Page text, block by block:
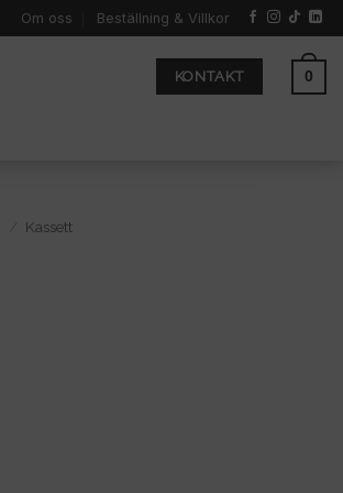
Om oss Beställning & Villkor
KONTAKT 0
Kassett